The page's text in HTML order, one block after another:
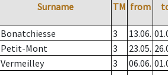
Surname TM from
Bonatchiesse 3 13.06.
Petit-Mont 3 23.05.
Vermeilley 3 06.06.